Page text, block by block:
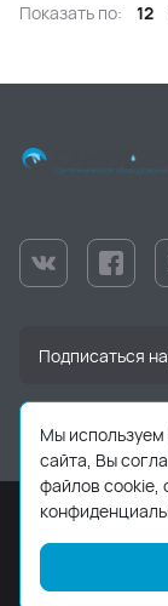
Показать по: 12
2026 © Все
Мы
сайта, Вы
файлов cookie,